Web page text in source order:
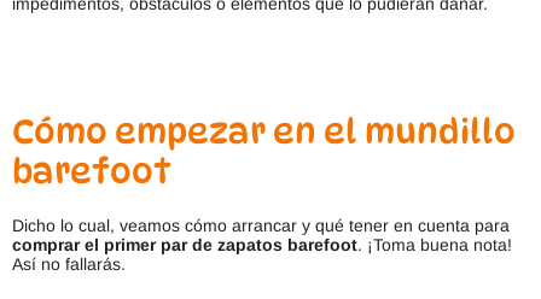
Cómo empezar en el mundillo
barefoot
Dicho lo cual, veamos cómo arrancar y qué tener en cuenta para
comprar el primer par de zapatos barefoot. ¡Toma buena nota!
Así no fallarás.